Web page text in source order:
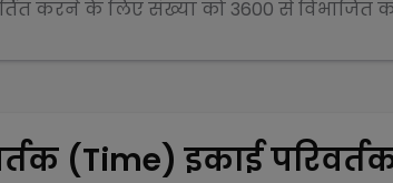
करने के लिए संख्या को 3600 सेविभाजित
(Time) इकाई